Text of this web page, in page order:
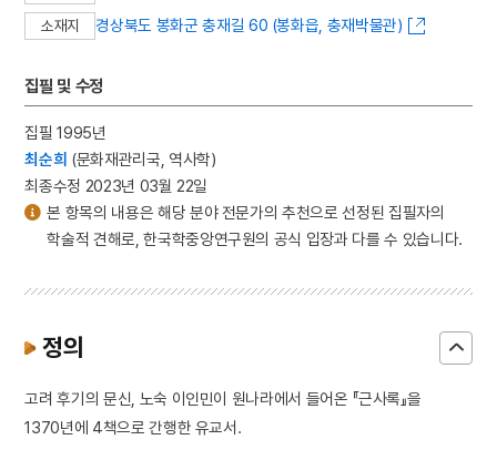
소재지 경상북도 봉화군 충재길 60 (봉화읍, 충재박물관)
집필 및 수정
집필 1995년
최순희 (문화재관리국, 역사학)
최종수정 2023년 03월 22일
본 항목의 내용은 해당 분야 전문가의 추천으로 선정된 집필자의
학술적 견해로, 한국학중앙연구원의 공식 입장과 다를 수 있습니다.
정의
고려 후기의 문신, 노숙 이인민이 원나라에서 들어온 『근사록』을
1370년에 4책으로 간행한 유교서.